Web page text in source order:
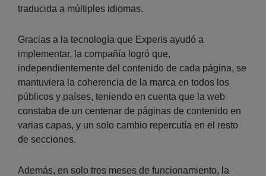
traducida a múltiples idiomas.
Gracias a la tecnología que Experis ayudó a
implementar, la compañía logró que,
independientemente del contenido de cada página, se
mantuviera la coherencia de la marca en todos los
públicos y países, teniendo en cuenta que la web
constaba de un centenar de páginas de contenido en
varias capas, y un solo cambio repercutía en el resto
de secciones.
Además, en solo tres meses de funcionamiento, la